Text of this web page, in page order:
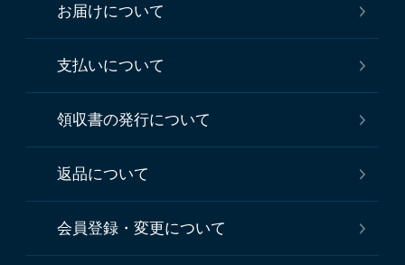
お届けについて
支払いについて
領収書の発行について
返品について
会員登録・変更について